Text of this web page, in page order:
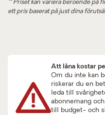
** Priset kan variera beroende på
ett pris baserat på just dina
Att låna kostar
Om du inte kan
riskerar du en
leda till
abonnemang
till budget- och